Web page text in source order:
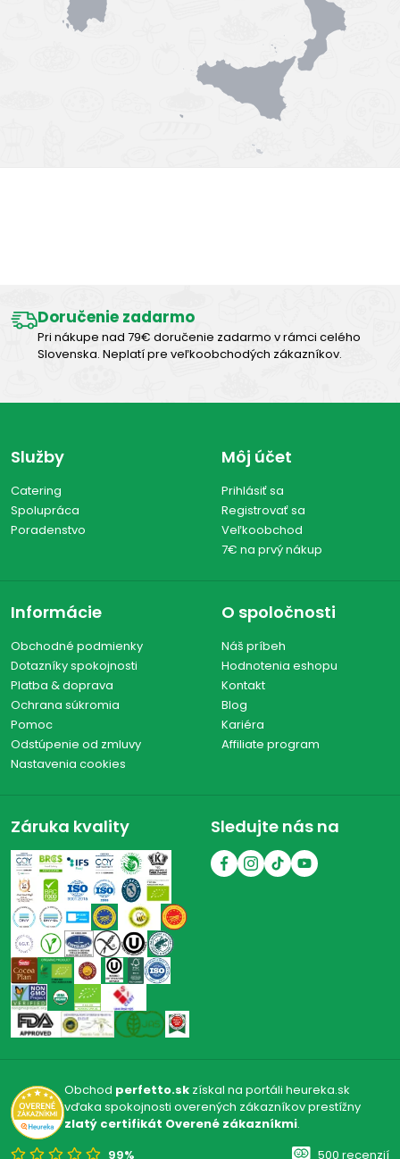
Doručenie zadarmo
Pri nákupe nad 79€ doručenie zadarmo v rámci celého
Slovenska. Neplatí pre veľkoobchodých zákazníkov.
Služby
Catering
Spolupráca
Poradenstvo
Môj účet
Prihlásiť sa
Registrovať sa
Veľkoobchod
7€ na prvý nákup
Informácie
Obchodné podmienky
Dotazníky spokojnosti
Platba & doprava
Ochrana súkromia
Pomoc
Odstúpenie od zmluvy
Nastavenia cookies
O spoločnosti
Náš príbeh
Hodnotenia eshopu
Kontakt
Blog
Kariéra
Affiliate program
Záruka kvality Sledujte nás na
Obchod perfetto.skzískal na portáli heureka.sk
vďaka spokojnosti overených zákazníkov prestížny
zlatý certifikát Overené zákazníkmi.
99%
500 recenzií